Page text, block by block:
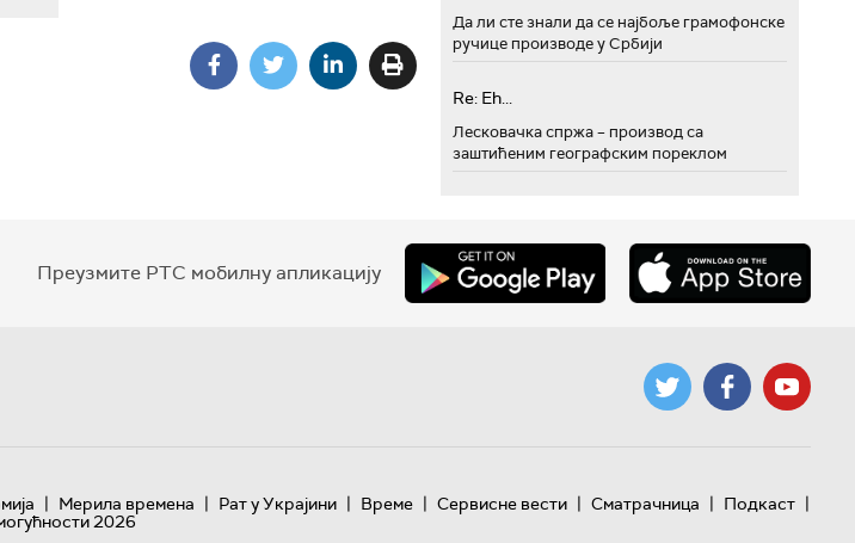
Да ли сте знали да се најбоље грамофонске
ручице производе у Србији
Re: Eh...
Лесковачка спржа – производ са
заштићеним географским пореклом
Преузмите РТС мобилну апликацију
| Мерила времена | Рат у Украјини | Време | Сервисне вести | Сматрачница | Подкаст |
2026